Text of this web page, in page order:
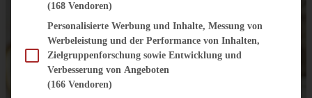
(168 Vendoren)
Personalisierte Werbung und Inhalte, Messung von
Werbeleistung und der Performance von Inhalten,
Zielgruppenforschung sowie Entwicklung und
Verbesserung von Angeboten
(166 Vendoren)